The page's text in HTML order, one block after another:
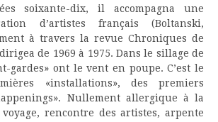
soixante-dix, il accompagna une
d’artistes français (Boltanski,
à travers la revue Chroniques de
de 1969 à 1975. Dans le sillage de
gardes» ont le vent en poupe. C’est le
«installations», des premiers
Nullement allergique à la
rencontre des artistes, arpente